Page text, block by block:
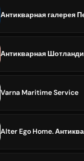
Антикварная галерея
Антикварная
Varna Maritime Service
Alter Ego Home.